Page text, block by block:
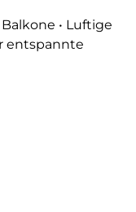
• Luftige
entspannte